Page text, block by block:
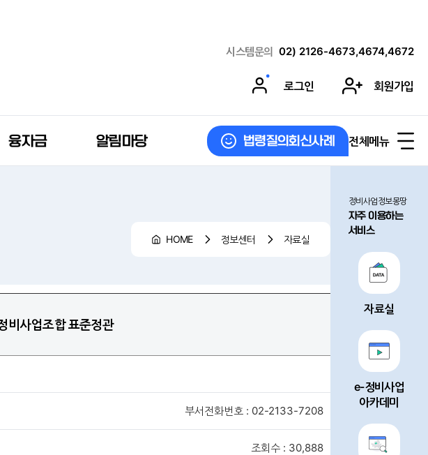
시스템문의 02) 2126-4673,4674,4672
로그인 회원가입
융자금 알림마당 법령질의회신사례 전체메뉴
HOME 정보센터 자료실
비사업조합 표준정관
부서전화번호 : 02-2133-7208
조회수 : 30,888
정비사업정보몽땅
자주 이용하는
서비스
자료실
e-정비사업
아카데미